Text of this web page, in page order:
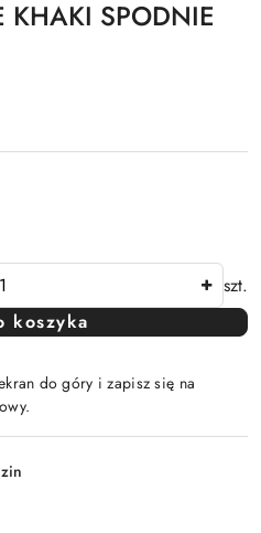
KHAKI SPODNIE
szt.
koszyka
do góry i zapisz się na